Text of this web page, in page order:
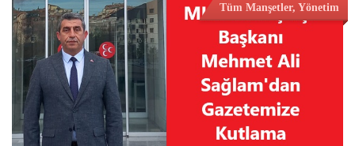
Tüm Manşetler, Yönetim